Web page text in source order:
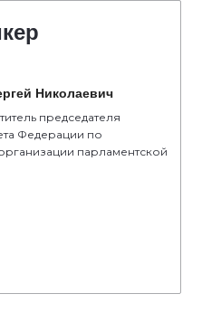
Николаевич
председателя
Федерации по
парламентской